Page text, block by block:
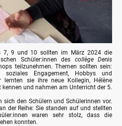
7, 9 und 10 sollten im März 2024 die
Schüler:innen des collège
Denis
teilzunehmen. Themen sollten sein:
soziales Engagement, Hobbys und
lernten sie ihre neue Kollegin, Hélène
kennen und nahmen am Unterricht der 5.
sich den Schülern und Schülerinnen vor.
der Reihe: Sie standen auf und stellten
waren sehr stolz, dass die
konnten.